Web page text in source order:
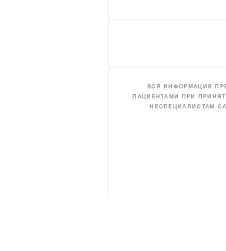
ВСЯ ИНФОРМАЦИЯ
ПАЦИЕНТАМИ ПРИ
НЕСПЕЦИАЛИСТАМ